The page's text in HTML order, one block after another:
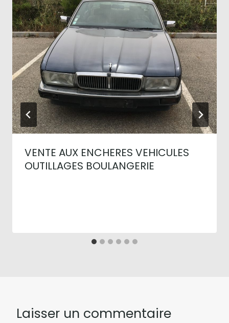
VENTE AUX ENCHERES VEHICULES
OUTILLAGES BOULANGERIE
Laisser un commentaire